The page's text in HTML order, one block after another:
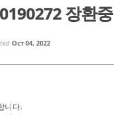
장환중
Oct 04, 2022
니다.